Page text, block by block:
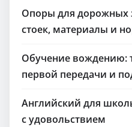
Опоры для дорожных
стоек, материалы и
Обучение вождению:
первой передачи и
Английский для
с удовольствием